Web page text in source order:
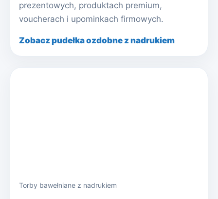
prezentowych, produktach premium,
voucherach i upominkach firmowych.
Zobacz pudełka ozdobne z nadrukiem
Torby bawełniane z nadrukiem